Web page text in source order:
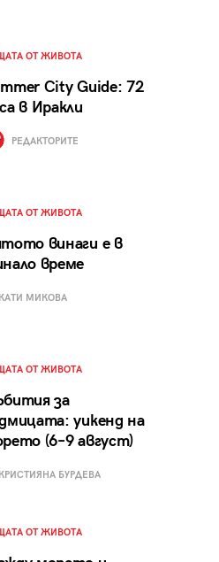
ОТ ЖИВОТА
City Guide: 72
в Иракли
РЕДАКТОРИТЕ
ОТ ЖИВОТА
винаги е в
време
МИКОВА
ОТ ЖИВОТА
за
уикенд на
(6–9 август)
БУРДЕВА
ОТ ЖИВОТА